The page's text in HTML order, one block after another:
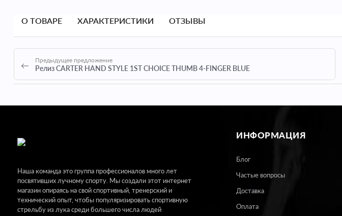
О ТОВАРЕ ХАРАКТЕРИСТИКИ ОТЗЫВЫ
Предыдущее предложение
Релиз CARTER HAND STYLE 1ST CHOICE THUMB 4-FINGER BLUE
Наша команда это группа профессионалов много лет
посвятивших лучному спорту. Мы создали этот интернет
магазин опираясь на свой спортивный, тренерский и
технический опыт, чтобы популяризировать спортивную
стрельбу из лука среди большего числа людей
ИНФОРМАЦИЯ
Блог
Частые вопросы
Доставка
Оплата